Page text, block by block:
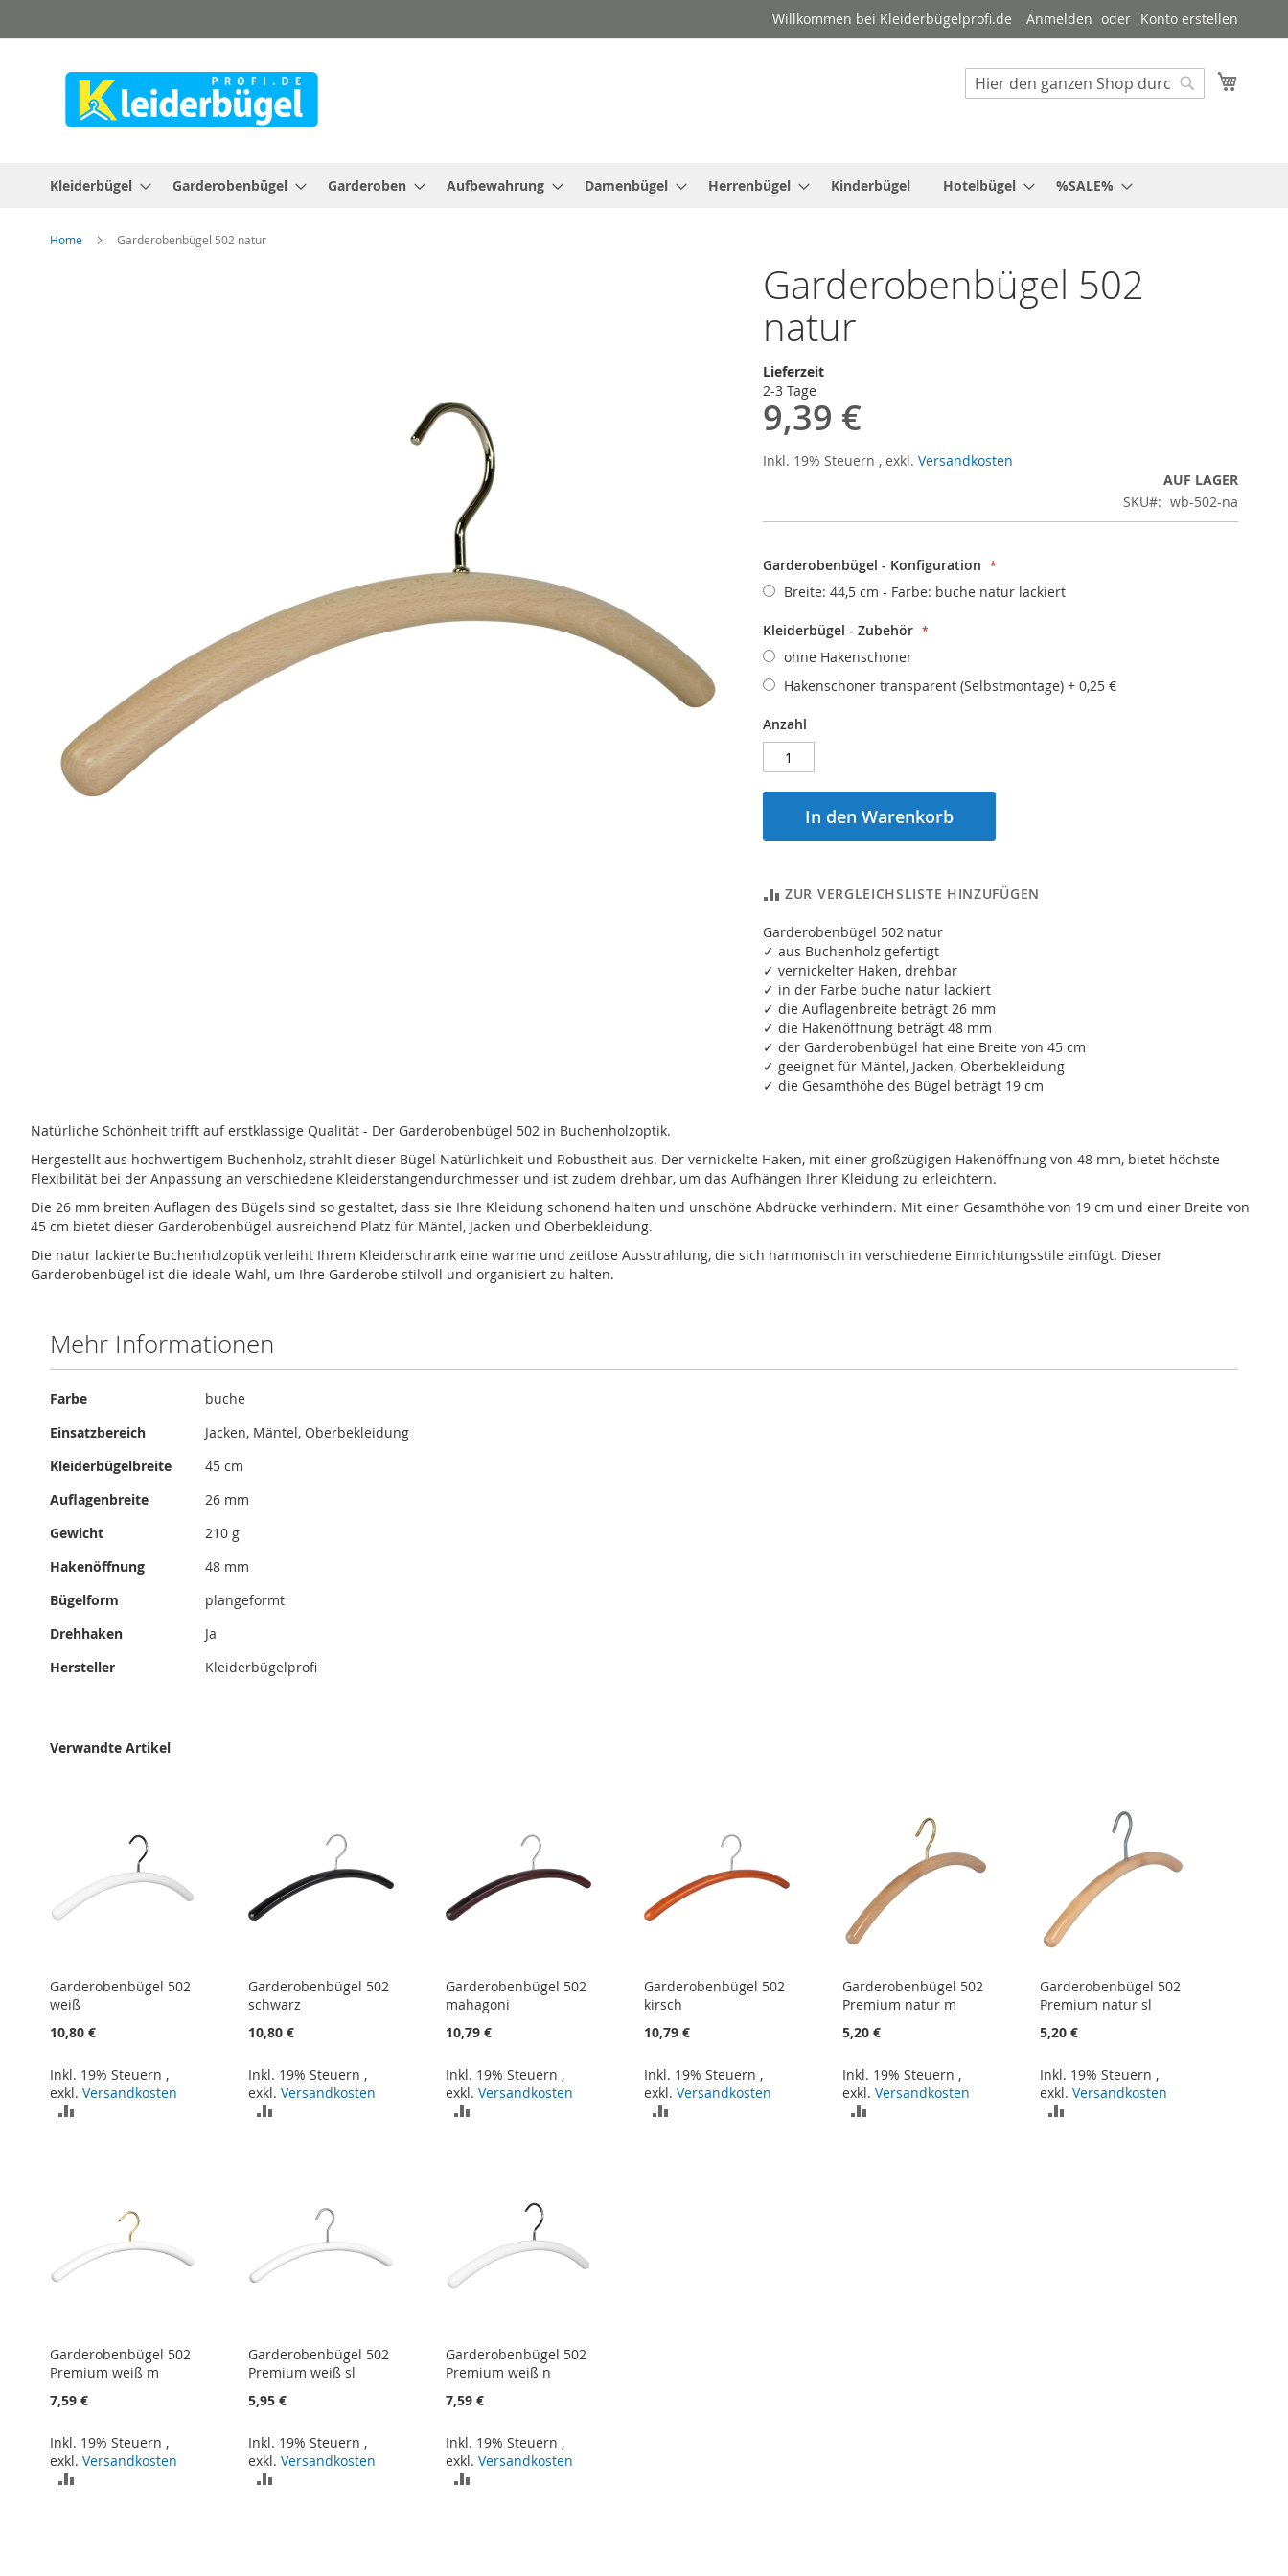
zum
Willkommen bei Kleiderbügelprofi.de Anmelden Konto erstellen
Suche
Kleiderbügel Garderobenbügel Garderoben Aufbewahrung Damenbügel Herrenbügel Kinderbügel Hotelbügel %SALE%
Home Garderobenbügel 502 natur
Garderobenbügel 502
natur
Lieferzeit
2-3 Tage
9,39 €
Inkl. 19% Steuern , exkl. Versandkosten
AUF LAGER
SKU
wb-502-na
Garderobenbügel - Konfiguration
Breite: 44,5 cm - Farbe: buche natur lackiert
Kleiderbügel - Zubehör
ohne Hakenschoner
Hakenschoner transparent (Selbstmontage) + 0,25 €
Anzahl
In den Warenkorb
ZUR VERGLEICHSLISTE HINZUFÜGEN
Garderobenbügel 502 natur
✓ aus Buchenholz gefertigt
✓ vernickelter Haken, drehbar
✓ in der Farbe buche natur lackiert
✓ die Auflagenbreite beträgt 26 mm
✓ die Hakenöffnung beträgt 48 mm
✓ der Garderobenbügel hat eine Breite von 45 cm
✓ geeignet für Mäntel, Jacken, Oberbekleidung
✓ die Gesamthöhe des Bügel beträgt 19 cm
Natürliche Schönheit trifft auf erstklassige Qualität - Der Garderobenbügel 502 in Buchenholzoptik.
Hergestellt aus hochwertigem Buchenholz, strahlt dieser Bügel Natürlichkeit und Robustheit aus. Der vernickelte Haken, mit einer großzügigen Hakenöffnung von 48 mm, bietet höchste
Flexibilität bei der Anpassung an verschiedene Kleiderstangendurchmesser und ist zudem drehbar, um das Aufhängen Ihrer Kleidung zu erleichtern.
Die 26 mm breiten Auflagen des Bügels sind so gestaltet, dass sie Ihre Kleidung schonend halten und unschöne Abdrücke verhindern. Mit einer Gesamthöhe von 19 cm und einer Breite von
45 cm bietet dieser Garderobenbügel ausreichend Platz für Mäntel, Jacken und Oberbekleidung.
Die natur lackierte Buchenholzoptik verleiht Ihrem Kleiderschrank eine warme und zeitlose Ausstrahlung, die sich harmonisch in verschiedene Einrichtungsstile einfügt. Dieser
Garderobenbügel ist die ideale Wahl, um Ihre Garderobe stilvoll und organisiert zu halten.
Mehr Informationen
Mehr
Farbe
buche
Einsatzbereich
Jacken, Mäntel, Oberbekleidung
Kleiderbügelbreite
45 cm
Auflagenbreite
26 mm
Gewicht
210 g
Hakenöffnung
48 mm
Bügelform
plangeformt
Drehhaken
Ja
Hersteller
Kleiderbügelprofi
Verwandte Artikel
Garderobenbügel 502
weiß
10,80 €
Inkl. 19% Steuern ,
exkl. Versandkosten
Garderobenbügel 502
schwarz
10,80 €
Inkl. 19% Steuern ,
exkl. Versandkosten
Garderobenbügel 502
mahagoni
10,79 €
Inkl. 19% Steuern ,
exkl.Versandkosten
Garderobenbügel 502
kirsch
10,79 €
Inkl. 19% Steuern ,
exkl. Versandkosten
Garderobenbügel 502
Premium natur m
5,20 €
Inkl. 19% Steuern ,
exkl. Versandkosten
Garderobenbügel 502
Premium natur sl
5,20 €
Inkl. 19% Steuern ,
exkl.Versandkosten
Garderobenbügel 502
Premium weiß m
7,59 €
Inkl. 19% Steuern ,
exkl. Versandkosten
Garderobenbügel 502
Premium weiß sl
5,95 €
Inkl. 19% Steuern ,
exkl. Versandkosten
Garderobenbügel 502
Premium weiß n
7,59 €
Inkl. 19% Steuern ,
exkl.Versandkosten